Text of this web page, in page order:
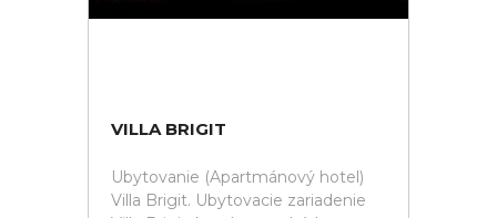
VILLA BRIGIT
Ubytovanie (Apartmánový hotel)
Villa Brigit. Ubytovacie zariadenie